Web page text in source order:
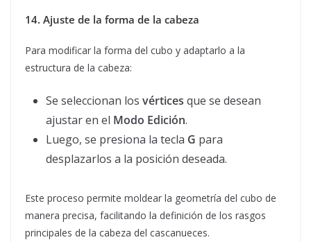
14. Ajuste de la forma de la cabeza
Para modificar la forma del cubo y adaptarlo a la
estructura de la cabeza:
Se seleccionan los vértices que se desean
ajustar en el Modo Edición.
Luego, se presiona la tecla G para
desplazarlos a la posición deseada.
Este proceso permite moldear la geometría del cubo de
manera precisa, facilitando la definición de los rasgos
principales de la cabeza del cascanueces.